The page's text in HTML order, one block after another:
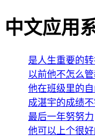
中文应用
是人生重要的
以前他不怎么
他在班级里的
成湛宇的成绩
最后一年努努力
他可以上个很